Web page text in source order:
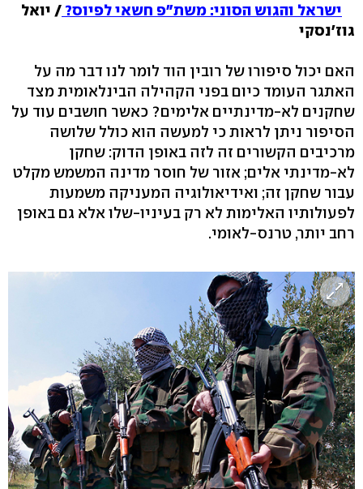
ישראל והגוש הסוני: משת"פ חשאי לפיוס? / יואל
גוז'נסקי
האם יכול סיפורו של רובין הוד לומר לנו דבר מה על
האתגר העומד כיום בפני הקהילה הבינלאומית מצד
שחקנים לא-מדינתיים אלימים? כאשר חושבים עוד על
הסיפור ניתן לראות כי למעשה הוא כולל שלושה
מרכיבים הקשורים זה לזה באופן הדוק: שחקן
לא-מדינתי אלים; אזור של חוסר מדינה המשמש מקלט
עבור שחקן זה; ואידיאולוגיה המעניקה משמעות
לפעולותיו האלימות לא רק בעיניו-שלו אלא גם באופן
רחב יותר, טרנס-לאומי.